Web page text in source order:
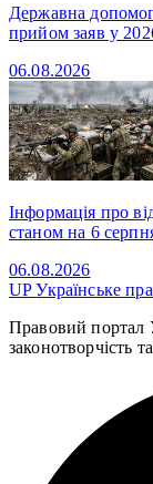
Державна
прийом заяв у
06.08.2026
Інформація про
станом на 6
06.08.2026
UPУкраїнське
Правовий портал
законотворчість